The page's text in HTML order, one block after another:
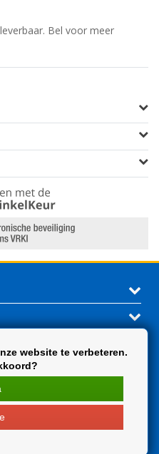
Bel voor meer
website te verbeteren.